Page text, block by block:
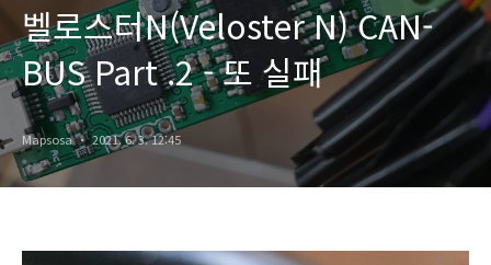
벨로스터N(Veloster N) CAN-
BUS Part .2 - 또 실패
Mapsosa 2021. 6. 3. 12:45